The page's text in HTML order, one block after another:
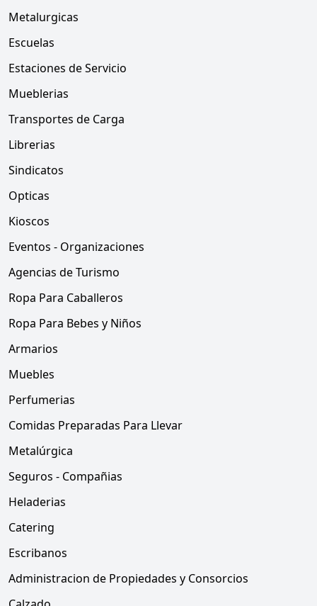
Metalurgicas
Escuelas
Estaciones de Servicio
Mueblerias
Transportes de Carga
Librerias
Sindicatos
Opticas
Kioscos
Eventos - Organizaciones
Agencias de Turismo
Ropa Para Caballeros
Ropa Para Bebes y Niños
Armarios
Muebles
Perfumerias
Comidas Preparadas Para Llevar
Metalúrgica
Seguros - Compañias
Heladerias
Catering
Escribanos
Administracion de Propiedades y Consorcios